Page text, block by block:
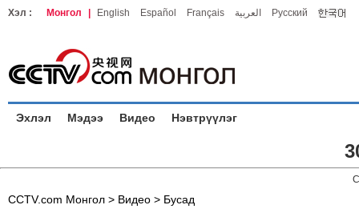
Хэл : Монгол English Español Français العربية Русский
Эхлэл Мэдээ Видео Нэвтрүүлэг
CCTV.com Монгол > Видео > Бусад